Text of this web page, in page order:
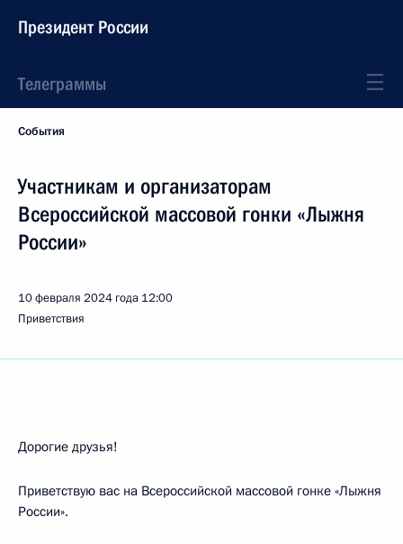
Президент России
Телеграммы
События
Участникам и организаторам
Всероссийской массовой гонки «Лыжня
России»
10 февраля 2024 года 12:00
Приветствия
Дорогие друзья!
Приветствую вас на Всероссийской массовой гонке «Лыжня
России».